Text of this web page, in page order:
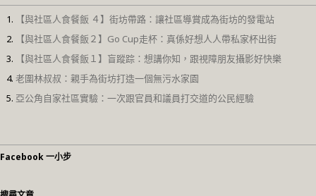
【與社區人食餐飯 ４】街坊帶路：讓社區導賞成為街坊的發電站
【與社區人食餐飯２】Go Cup走杯：真係好想人人帶私家杯出街
【與社區人食餐飯１】盲蹤踪：想講你知，跟視障朋友攝影好快樂
老圍林叔叔：親手為街坊打造一個無污水家園
亞公角自家社區實驗：一次跟官員和議員打交道的公民經驗
Facebook 一小步